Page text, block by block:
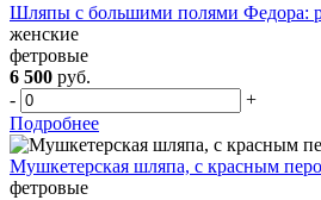
Шляпы с большими полями Федора:
женские
фетровые
6 500 руб.
-
+
Подробнее
Мушкетерская шляпа, с красным
фетровые